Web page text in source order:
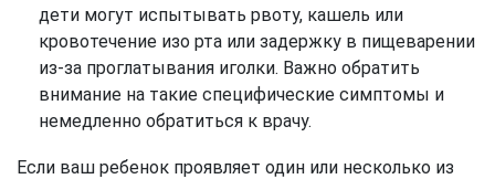
дети могут испытывать рвоту, кашель или
кровотечение изо рта или задержку в пищеварении
из-за проглатывания иголки. Важно обратить
внимание на такие специфические симптомы и
немедленно обратиться к врачу.
Если ваш ребенок проявляет один или несколько из